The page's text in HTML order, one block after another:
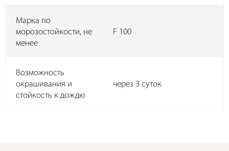
Марка по
морозостойкости, не
менее
F 100
Возможность
окрашивания и
стойкость к дождю
через 3 суток